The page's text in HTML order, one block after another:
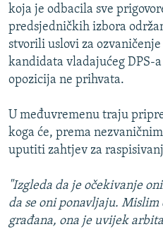
MOJA EVROPA
TRI DECENIJE OD RATA U BIH
SVE KARTE DEJTONA
NASTANAK I RASPAD JUGOSLAVIJE
koja je odbacila sve
predsjedničkih izbora
stvorili uslovi za
kandidata vladajućeg DPS-a
opozicija ne prihvata.
U međuvremenu traju
koga će, prema
uputiti zahtjev za
"Izgleda da je očekivanje
da se oni ponavljaju.
građana, ona je uvijek